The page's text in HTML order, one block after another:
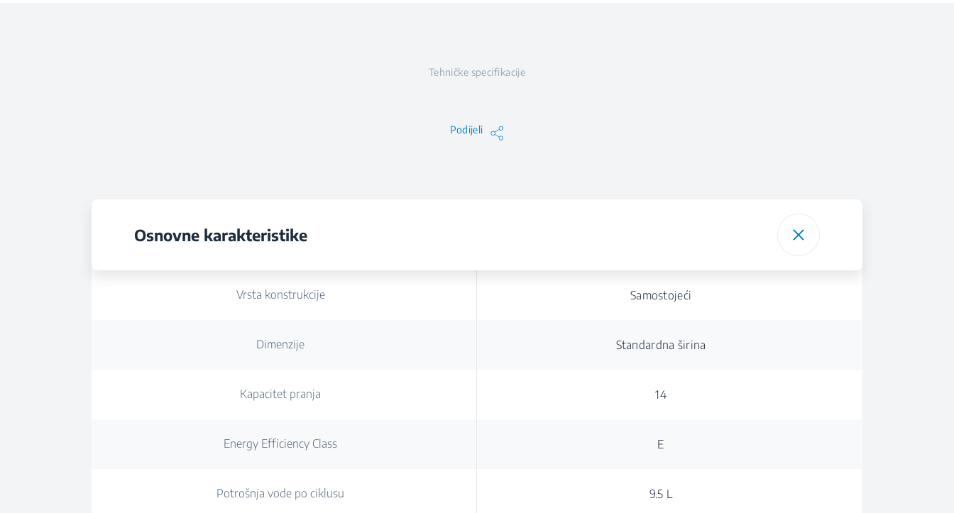
Tehničke specifikacije
Podijeli
Osnovne karakteristike
Vrsta konstrukcije Samostojeći
Dimenzije Standardna širina
Kapacitet pranja 14
Energy Efficiency Class E
Potrošnja vode po ciklusu 9.5 L